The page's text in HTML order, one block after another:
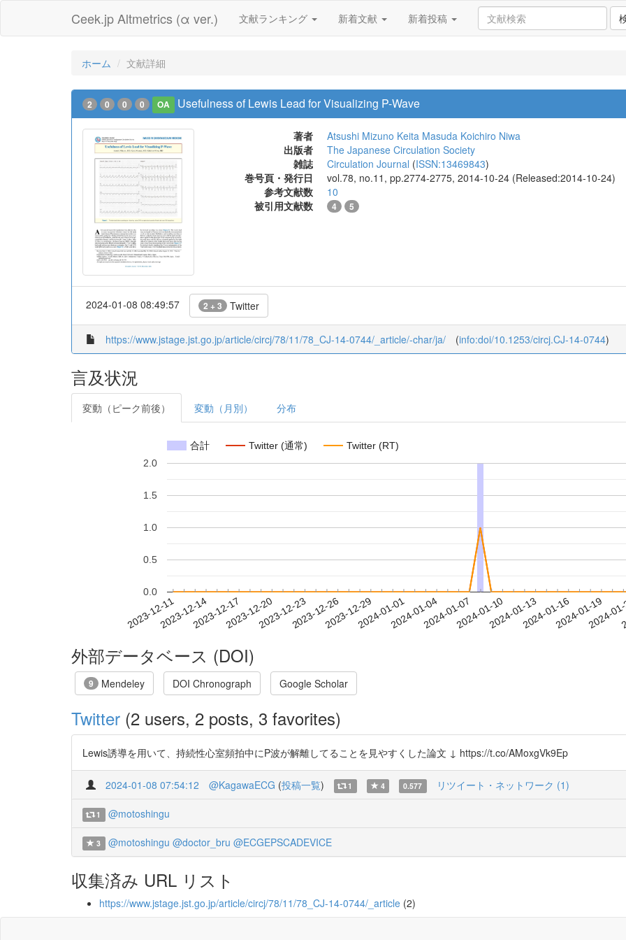
Ceek.jp Altmetrics (α ver.) 文献ランキング 新着文献 新着投稿
ホーム 文献詳細
2 0 0 0 OA Usefulness of Lewis Lead for Visualizing P-Wave
著者 Atsushi Mizuno Keita Masuda Koichiro Niwa
出版者
The Japanese Circulation Society
雑誌
Circulation Journal (ISSN:13469843)
巻号頁・発行日
vol.78, no.11, pp.2774-2775, 2014-10-24 (Released:2014-10-24)
参考文献数
10
被引用文献数
4 5
2024-01-08 08:49:57 2 + 3 Twitter
https://www.jstage.jst.go.jp/article/circj/78/11/78_CJ-14-0744/_article/-char/ja/ (info:doi/10.1253/circj.CJ-14-0744)
言及状況
変動（ピーク前後） 変動（月別） 分布
合計 Twitter (通常) Twitter (RT)
2023-12-112023-12-142023-12-172023-12-202023-12-232023-12-262023-12-292024-01-012024-01-042024-01-072024-01-102024-01-132024-01-162024-01-19
2024-
0.0
0.5
1.0
1.5
2.0
外部データベース (DOI)
9 Mendeley DOI Chronograph Google Scholar
Twitter (2 users, 2 posts, 3 favorites)
Lewis誘導を用いて、持続性心室頻拍中にP波が解離してることを見やすくした論文 ↓ https://t.co/AMoxgVk9Ep
2024-01-08 07:54:12 @KagawaECG (投稿一覧) 1 4 0.577 リツイート・ネットワーク (1)
1 @motoshingu
3 @motoshingu @doctor_bru @ECGEPSCADEVICE
収集済み URL リスト
https://www.jstage.jst.go.jp/article/circj/78/11/78_CJ-14-0744/_article (2)